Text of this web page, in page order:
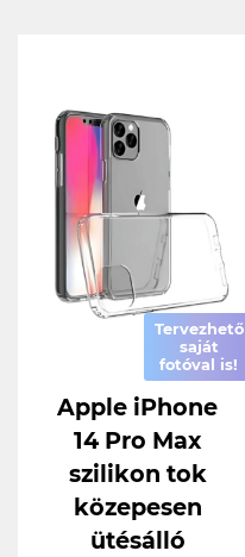
Tervezhető
saját
fotóval is!
Apple iPhone
14 Pro Max
szilikon tok
közepesen
ütésálló